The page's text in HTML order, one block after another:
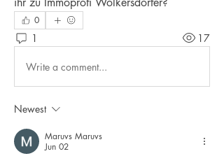
0
1 17
Write a comment...
Newest
Maruvs Maruvs
Jun 02